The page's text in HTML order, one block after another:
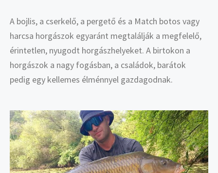
A bojlis, a cserkelő, a pergető és a Match botos vagy
harcsa horgászok egyaránt megtalálják a megfelelő,
érintetlen, nyugodt horgászhelyeket. A birtokon a
horgászok a nagy fogásban, a családok, barátok
pedig egy kellemes élménnyel gazdagodnak.